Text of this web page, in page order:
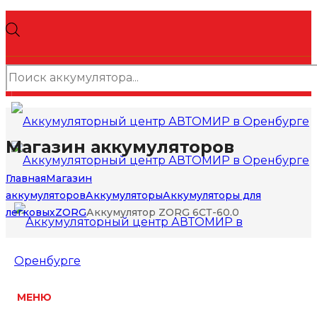
Поиск
товаров
МЕНЮ
Магазин аккумуляторов
ГлавнаяМагазин
аккумуляторовАккумуляторыАккумуляторы для
легковыхZORGАккумулятор ZORG 6СТ-60.0